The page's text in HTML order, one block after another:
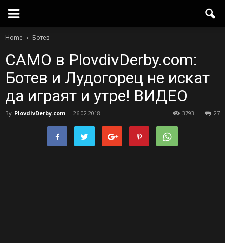
Home Ботев
САМО в PlovdivDerby.com:
Ботев и Лудогорец не искат
да играят и утре! ВИДЕО
By PlovdivDerby.com - 26.02.2018 27
3793